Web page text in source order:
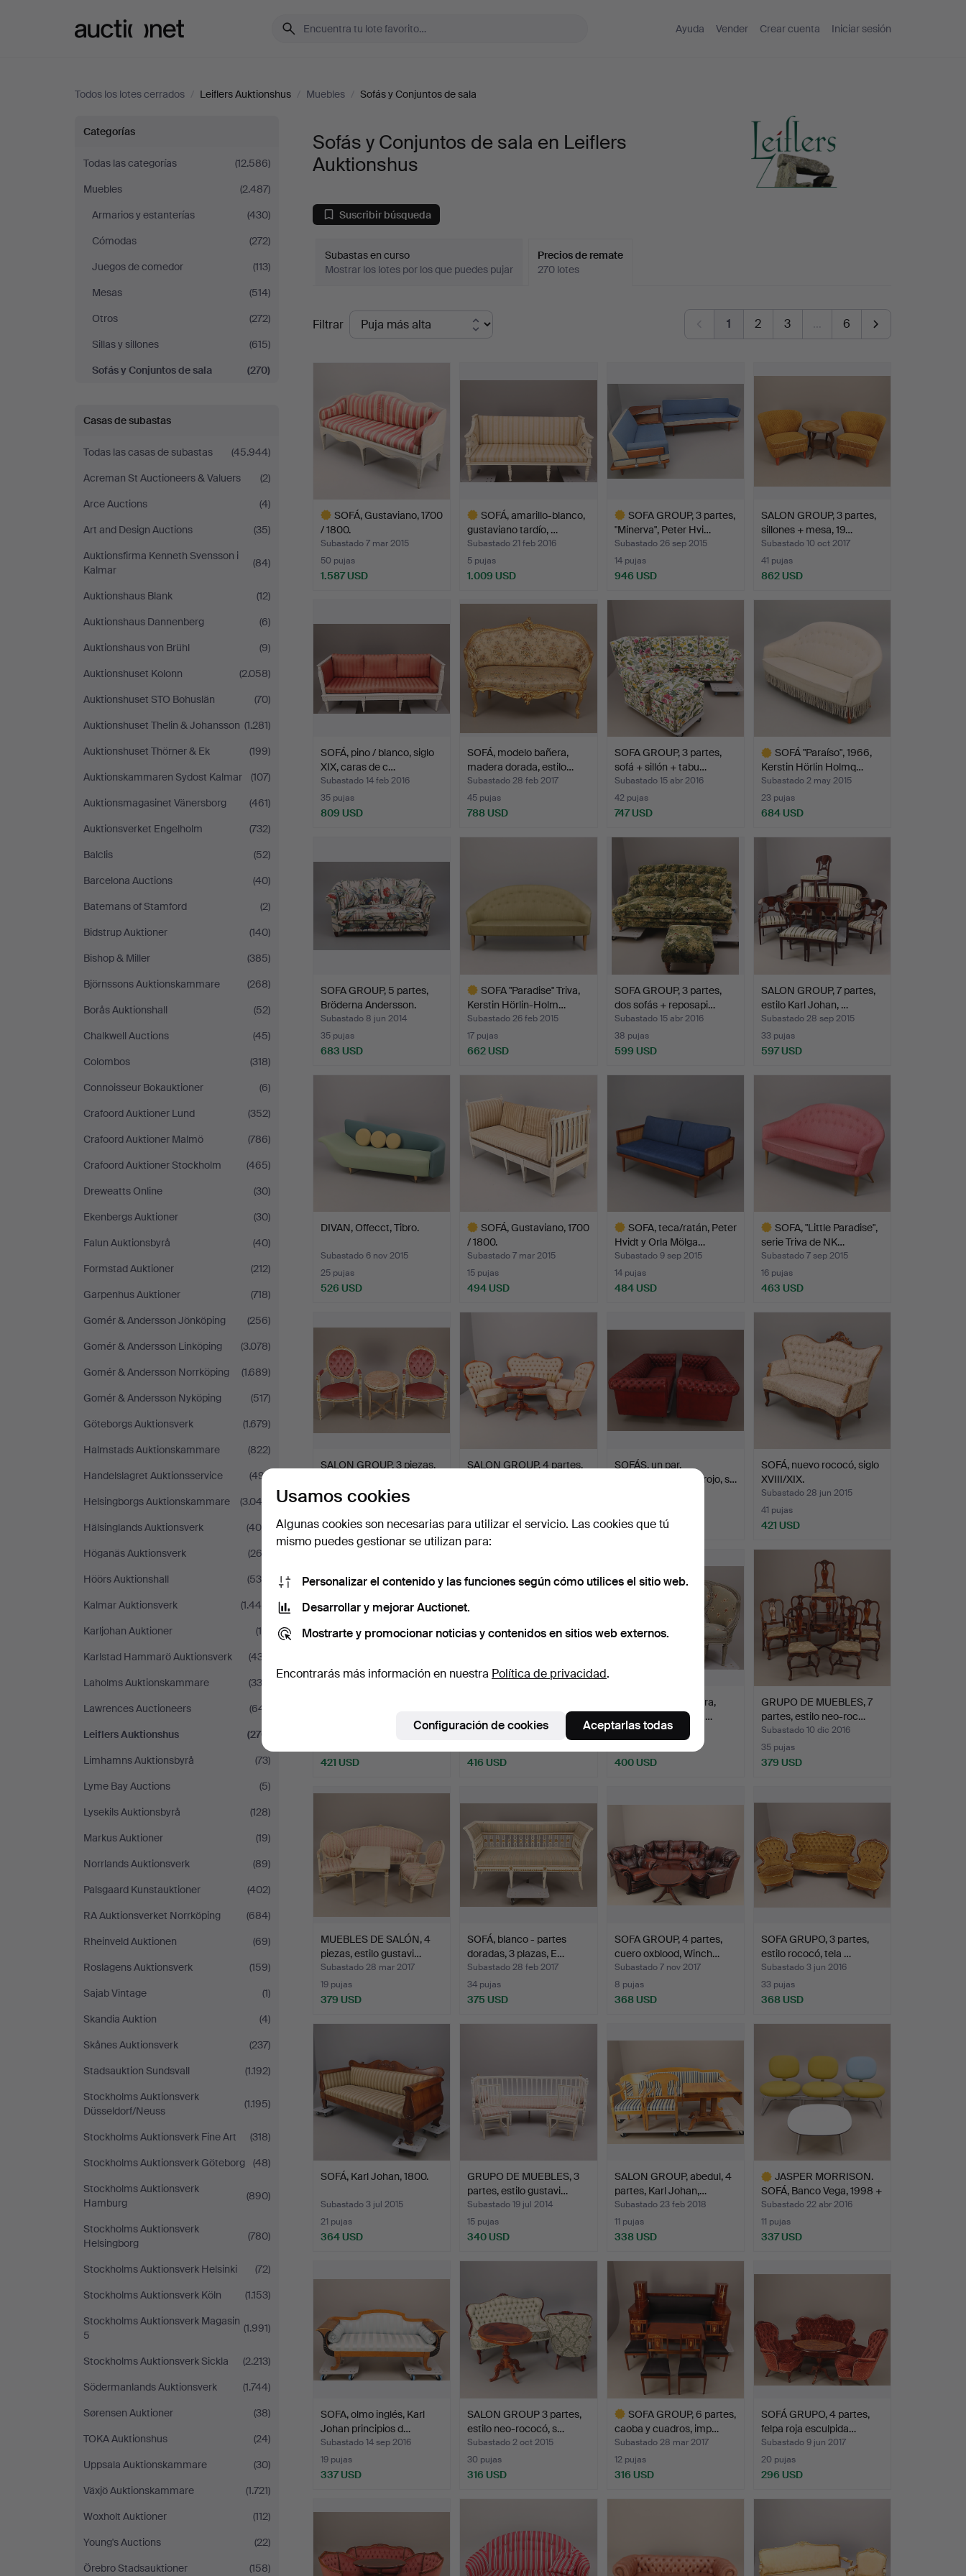
Ayuda Vender Crear cuenta Iniciar sesión
Todos los lotes cerrados / Leiflers Auktionshus / Muebles / Sofás y Conjuntos de sala
Sofás
y
Conjuntos
de
sala
en
Leiflers
Auktionshus
Categorías
Todas las categorías
(12.586)
Muebles
(2.487)
Armarios y estanterías
(430)
Cómodas
(272)
Juegos de comedor
(113)
Mesas
(514)
Otros
(272)
Sillas y sillones
(615)
Sofás y Conjuntos de sala
(270)
Casas de subastas
Todas las casas de subastas
(45.944)
Acreman St Auctioneers & Valuers
(2)
Arce Auctions
(4)
Art and Design Auctions
(35)
Auktionsfirma Kenneth Svensson i
Kalmar
(84)
Auktionshaus Blank
(12)
Auktionshaus Dannenberg
(6)
Auktionshaus von Brühl
(9)
Auktionshuset Kolonn
(2.058)
Auktionshuset STO Bohuslän
(70)
Auktionshuset Thelin & Johansson (1.281)
Auktionshuset Thörner & Ek
(199)
Auktionskammaren Sydost Kalmar
(107)
Auktionsmagasinet Vänersborg
(461)
Auktionsverket Engelholm
(732)
Balclis
(52)
Barcelona Auctions
(40)
Batemans of Stamford
(2)
Bidstrup Auktioner
(140)
Bishop & Miller
(385)
Björnssons Auktionskammare
(268)
Borås Auktionshall
(52)
Chalkwell Auctions
(45)
Colombos
(318)
Connoisseur Bokauktioner
(6)
Crafoord Auktioner Lund
(352)
Crafoord Auktioner Malmö
(786)
Crafoord Auktioner Stockholm
(465)
Dreweatts Online
(30)
Ekenbergs Auktioner
(30)
Falun Auktionsbyrå
(40)
Formstad Auktioner
(212)
Garpenhus Auktioner
(718)
Gomér & Andersson Jönköping
(256)
Gomér & Andersson Linköping
(3.078)
Gomér & Andersson Norrköping
(1.689)
Gomér & Andersson Nyköping
(517)
Göteborgs Auktionsverk
(1.679)
Halmstads Auktionskammare
(822)
Handelslagret Auktionsservice
(491)
Helsingborgs Auktionskammare
(3.043)
Hälsinglands Auktionsverk
(408)
Höganäs Auktionsverk
(262)
Höörs Auktionshall
(539)
Kalmar Auktionsverk
(1.448)
Karljohan Auktioner
(10)
Karlstad Hammarö Auktionsverk
(437)
Laholms Auktionskammare
(333)
Lawrences Auctioneers
(641)
Leiflers Auktionshus
(270)
Limhamns Auktionsbyrå
(73)
Lyme Bay Auctions
(5)
Lysekils Auktionsbyrå
(128)
Markus Auktioner
(19)
Norrlands Auktionsverk
(89)
Palsgaard Kunstauktioner
(402)
RA Auktionsverket Norrköping
(684)
Rheinveld Auktionen
(69)
Roslagens Auktionsverk
(159)
Sajab Vintage
(1)
Skandia Auktion
(4)
Skånes Auktionsverk
(237)
Stadsauktion Sundsvall
(1.192)
Stockholms Auktionsverk
Düsseldorf/Neuss
(1.195)
Stockholms Auktionsverk Fine Art
(318)
Stockholms Auktionsverk Göteborg
(48)
Stockholms Auktionsverk
Hamburg
(890)
Stockholms Auktionsverk
Helsingborg
(780)
Stockholms Auktionsverk Helsinki
(72)
Stockholms Auktionsverk Köln
(1.153)
Stockholms Auktionsverk Magasin
5
(1.991)
Stockholms Auktionsverk Sickla
(2.213)
Södermanlands Auktionsverk
(1.744)
Sørensen Auktioner
(38)
TOKA Auktionshus
(24)
Uppsala Auktionskammare
(30)
Växjö Auktionskammare
(1.721)
Woxholt Auktioner
(112)
Young's Auctions
(22)
Örebro Stadsauktioner
(158)
Sofás y Conjuntos de sala en Leiflers
Auktionshus
Suscribir búsqueda
Subastas en curso
Mostrar los lotes por los que puedes pujar
Precios de remate
270 lotes
Precios
de
remate
Filtrar 1 2 3 … 6
SOFÁ, Gustaviano, 1700
/ 1800.
Subastado 7 mar 2015
50 pujas
1.587 USD
SOFÁ, amarillo-blanco,
gustaviano tardío, …
Subastado 21 feb 2016
5 pujas
1.009 USD
SOFA GROUP, 3 partes,
"Minerva", Peter Hvi…
Subastado 26 sep 2015
14 pujas
946 USD
SALON GROUP, 3 partes,
sillones + mesa, 19…
Subastado 10 oct 2017
41 pujas
862 USD
SOFÁ, pino / blanco, siglo
XIX, caras de c…
Subastado 14 feb 2016
35 pujas
809 USD
SOFÁ, modelo bañera,
madera dorada, estilo…
Subastado 28 feb 2017
45 pujas
788 USD
SOFA GROUP, 3 partes,
sofá + sillón + tabu…
Subastado 15 abr 2016
42 pujas
747 USD
SOFÁ "Paraíso", 1966,
Kerstin Hörlin Holmq…
Subastado 2 may 2015
23 pujas
684 USD
SOFA GROUP, 5 partes,
Bröderna Andersson.
Subastado 8 jun 2014
35 pujas
683 USD
SOFA "Paradise" Triva,
Kerstin Hörlin-Holm…
Subastado 26 feb 2015
17 pujas
662 USD
SOFA GROUP, 3 partes,
dos sofás + reposapi…
Subastado 15 abr 2016
38 pujas
599 USD
SALON GROUP, 7 partes,
estilo Karl Johan, …
Subastado 28 sep 2015
33 pujas
597 USD
DIVAN, Offecct, Tibro.
Subastado 6 nov 2015
25 pujas
526 USD
SOFÁ, Gustaviano, 1700
/ 1800.
Subastado 7 mar 2015
15 pujas
494 USD
SOFA, teca/ratán, Peter
Hvidt y Orla Mölga…
Subastado 9 sep 2015
14 pujas
484 USD
SOFA, "Little Paradise",
serie Triva de NK…
Subastado 7 sep 2015
16 pujas
463 USD
SALON GROUP, 3 piezas,
Subastado 3 ene 2017
463 USD
SALON GROUP, 4 partes,
452 USD
SOFÁS, un par,
Chesterfield, cuero rojo, s…
442 USD
SOFÁ, nuevo rococó, siglo
XVIII/XIX.
Subastado 28 jun 2015
41 pujas
421 USD
421 USD
Subastado 1 mar 2017
416 USD
SOFÁ, modelo bañera,
estilo Luis XVI, déca…
Subastado 15 abr 2016
400 USD
GRUPO DE MUEBLES, 7
partes, estilo neo-roc…
Subastado 10 dic 2016
35 pujas
379 USD
MUEBLES DE SALÓN, 4
piezas, estilo gustavi…
Subastado 28 mar 2017
19 pujas
379 USD
SOFÁ, blanco - partes
doradas, 3 plazas, E…
Subastado 28 feb 2017
34 pujas
375 USD
SOFA GROUP, 4 partes,
cuero oxblood, Winch…
Subastado 7 nov 2017
8 pujas
368 USD
SOFA GRUPO, 3 partes,
estilo rococó, tela …
Subastado 3 jun 2016
33 pujas
368 USD
SOFÁ, Karl Johan, 1800.
Subastado 3 jul 2015
21 pujas
364 USD
GRUPO DE MUEBLES, 3
partes, estilo gustavi…
Subastado 19 jul 2014
15 pujas
340 USD
SALON GROUP, abedul, 4
partes, Karl Johan,…
Subastado 23 feb 2018
11 pujas
338 USD
JASPER MORRISON.
SOFÁ, Banco Vega, 1998 +
…
Subastado 22 abr 2016
11 pujas
337 USD
seleccionado
SOFA, olmo inglés, Karl
Johan principios d…
Subastado 14 sep 2016
19 pujas
337 USD
SALON GROUP 3 partes,
estilo neo-rococó, s…
Subastado 2 oct 2015
30 pujas
316 USD
SOFA GROUP, 6 partes,
caoba y cuadros, imp…
Subastado 28 mar 2017
12 pujas
316 USD
SOFÁ GRUPO, 4 partes,
felpa roja esculpida…
Subastado 9 jun 2017
20 pujas
296 USD
Usamos cookies
Algunas cookies son necesarias para utilizar el servicio. Las cookies que tú
mismo puedes gestionar se utilizan para:
Personalizar el contenido y las funciones según cómo utilices el sitio web.
Desarrollar y mejorar Auctionet.
Mostrarte y promocionar noticias y contenidos en sitios web externos.
Encontrarás más información en nuestra Política de privacidad.
Configuración de cookies Aceptarlas todas